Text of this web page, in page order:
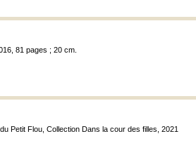
81 pages ; 20 cm.
Petit Flou, Collection Dans la cour des filles, 2021